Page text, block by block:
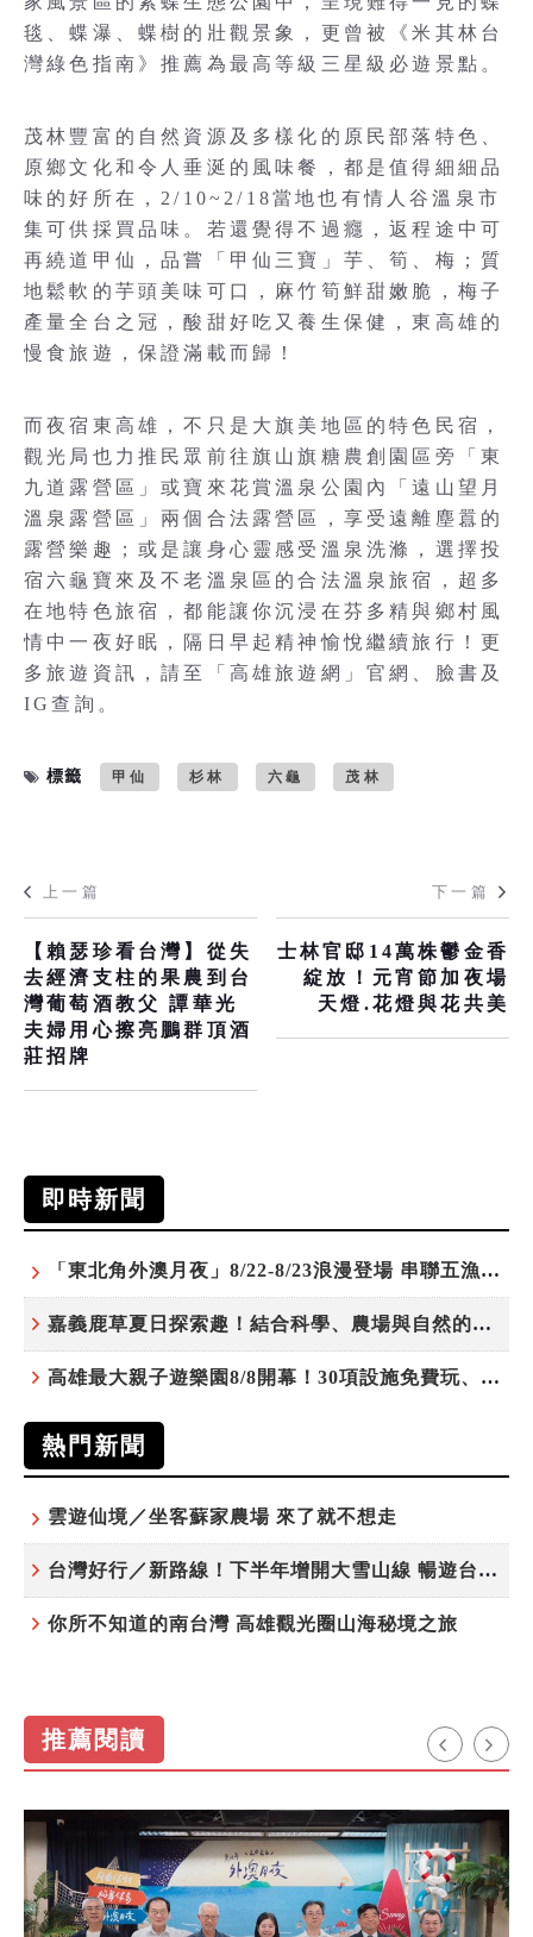
毯、蝶瀑、蝶樹的壯觀景象，更曾被《米其林台
灣綠色指南》推薦為最高等級三星級必遊景點。
茂林豐富的自然資源及多樣化的原民部落特色、
原鄉文化和令人垂涎的風味餐，都是值得細細品
味的好所在，2/10~2/18當地也有情人谷溫泉市
集可供採買品味。若還覺得不過癮，返程途中可
再繞道甲仙，品嘗「甲仙三寶」芋、筍、梅；質
地鬆軟的芋頭美味可口，麻竹筍鮮甜嫩脆，梅子
產量全台之冠，酸甜好吃又養生保健，東高雄的
慢食旅遊，保證滿載而歸！
而夜宿東高雄，不只是大旗美地區的特色民宿，
觀光局也力推民眾前往旗山旗糖農創園區旁「東
九道露營區」或寶來花賞溫泉公園內「遠山望月
溫泉露營區」兩個合法露營區，享受遠離塵囂的
露營樂趣；或是讓身心靈感受溫泉洗滌，選擇投
宿六龜寶來及不老溫泉區的合法溫泉旅宿，超多
在地特色旅宿，都能讓你沉浸在芬多精與鄉村風
情中一夜好眠，隔日早起精神愉悅繼續旅行！更
多旅遊資訊，請至「高雄旅遊網」官網、臉書及
IG查詢。
標籤 甲仙 杉林 六龜 茂林
上一篇
【賴瑟珍看台灣】從失
去經濟支柱的果農到台
灣葡萄酒教父 譚華光
夫婦用心擦亮鵬群頂酒
莊招牌
下一篇
士林官邸14萬株鬱金香
綻放！元宵節加夜場
天燈.花燈與花共美
即時新聞
「東北角外澳月夜」8/22-8/23浪漫登場 串聯五漁村、音樂、市集、火舞與慢旅共度夏夜
嘉義鹿草夏日探索趣！結合科學、農場與自然的親子小旅行
高雄最大親子遊樂園8/8開幕！30項設施免費玩、YOYO家族嗨翻暑假
熱門新聞
雲遊仙境／坐客蘇家農場 來了就不想走
台灣好行／新路線！下半年增開大雪山線 暢遊台中更便利
你所不知道的南台灣 高雄觀光圈山海秘境之旅
推薦閱讀